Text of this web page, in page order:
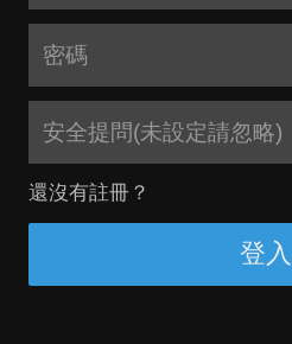
安全提問(未設定請忽略)
還沒有註冊？
登入